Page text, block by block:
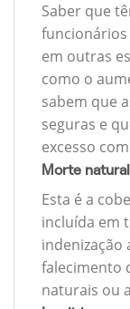
Saber que
em outras
como o
sabem que
seguras e
excesso
Morte
Esta é a
incluída em
indenização
falecimento
naturais ou